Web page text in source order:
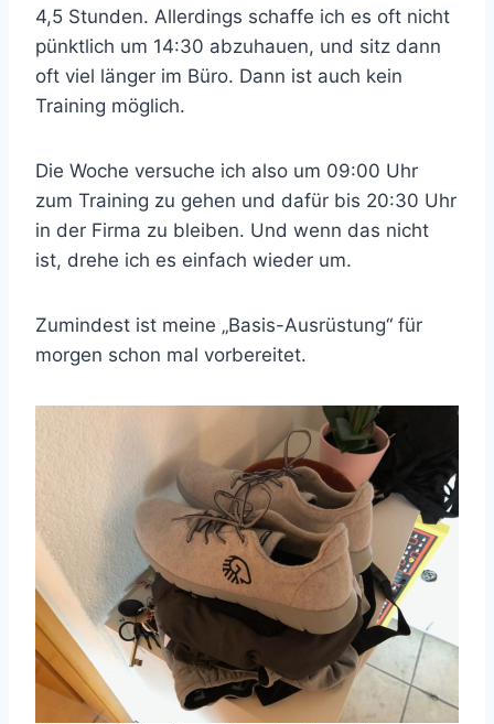
4,5 Stunden. Allerdings schaffe ich es oft nicht
pünktlich um 14:30 abzuhauen, und sitz dann
oft viel länger im Büro. Dann ist auch kein
Training möglich.
Die Woche versuche ich also um 09:00 Uhr
zum Training zu gehen und dafür bis 20:30 Uhr
in der Firma zu bleiben. Und wenn das nicht
ist, drehe ich es einfach wieder um.
Zumindest ist meine „Basis-Ausrüstung“ für
morgen schon mal vorbereitet.